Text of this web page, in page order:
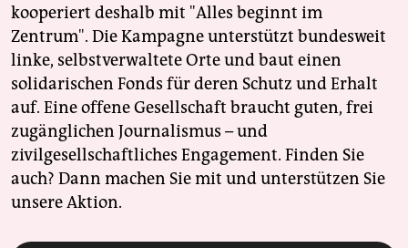
kooperiert deshalb mit "Alles beginnt im
Zentrum". Die Kampagne unterstützt bundesweit
linke, selbstverwaltete Orte und baut einen
solidarischen Fonds für deren Schutz und Erhalt
auf. Eine offene Gesellschaft braucht guten, frei
zugänglichen Journalismus – und
zivilgesellschaftliches Engagement. Finden Sie
auch? Dann machen Sie mit und unterstützen Sie
unsere Aktion.